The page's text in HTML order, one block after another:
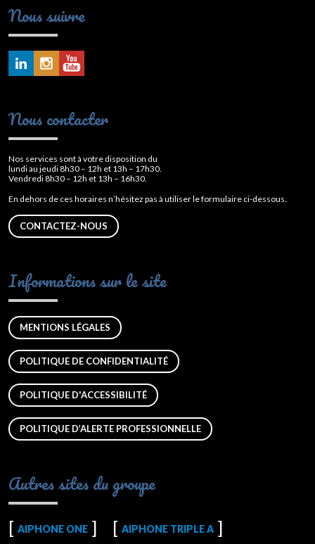
Nous suivre
Nous contacter
Nos services sont à votre disposition du
lundi au jeudi 8h30 – 12h et 13h – 17h30.
Vendredi 8h30 – 12h et 13h – 16h30.
En dehors de ces horaires n’hésitez pas à utiliser le formulaire ci-dessous.
CONTACTEZ-NOUS
Informations sur le site
MENTIONS LÉGALES
POLITIQUE DE CONFIDENTIALITÉ
POLITIQUE D'ACCESSIBILITÉ
POLITIQUE D’ALERTE PROFESSIONNELLE
Autres sites du groupe
AIPHONE ONE AIPHONE TRIPLE A